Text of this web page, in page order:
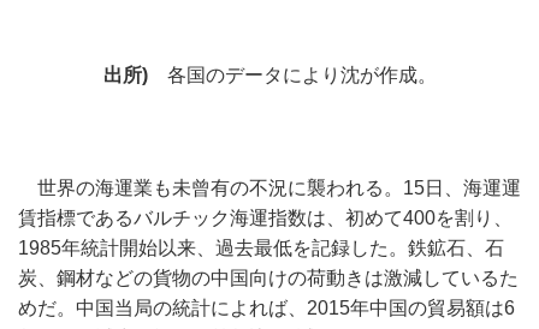
出所)各国のデータにより沈が作成。
世界の海運業も未曾有の不況に襲われる。15日、海運運
賃指標であるバルチック海運指数は、初めて400を割り、
1985年統計開始以来、過去最低を記録した。鉄鉱石、石
炭、鋼材などの貨物の中国向けの荷動きは激減しているた
めだ。中国当局の統計によれば、2015年中国の貿易額は6